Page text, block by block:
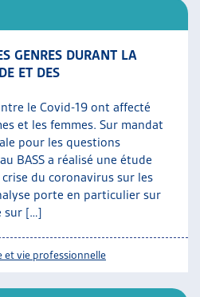
GENRES DURANT LA
ET DES
le Covid-19 ont affecté
et les femmes. Sur mandat
pour les questions
BASS a réalisé une étude
du coronavirus sur les
porte en particulier sur
sur […]
et vie professionnelle